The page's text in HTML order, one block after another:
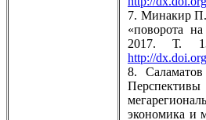
7. Минакир
«поворота
2017. Т.
http://
8.
экономика и